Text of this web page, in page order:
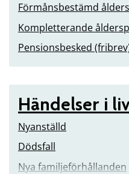
Förmånsbestämd
Kompletterande
Pensionsbesked
Händelser i
Nyanställd
Dödsfall
Nya familjeförhållanden